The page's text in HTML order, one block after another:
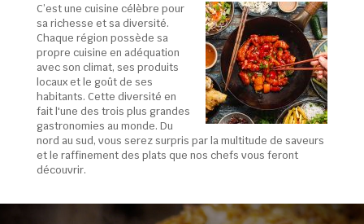
C’est une cuisine célèbre pour
sa richesse et sa diversité.
Chaque région possède sa
propre cuisine en adéquation
avec son climat, ses produits
locaux et le goût de ses
habitants. Cette diversité en
fait l'une des trois plus grandes
gastronomies au monde. Du
nord au sud, vous serez surpris par la multitude de saveurs
et le raffinement des plats que nos chefs vous feront
découvrir.